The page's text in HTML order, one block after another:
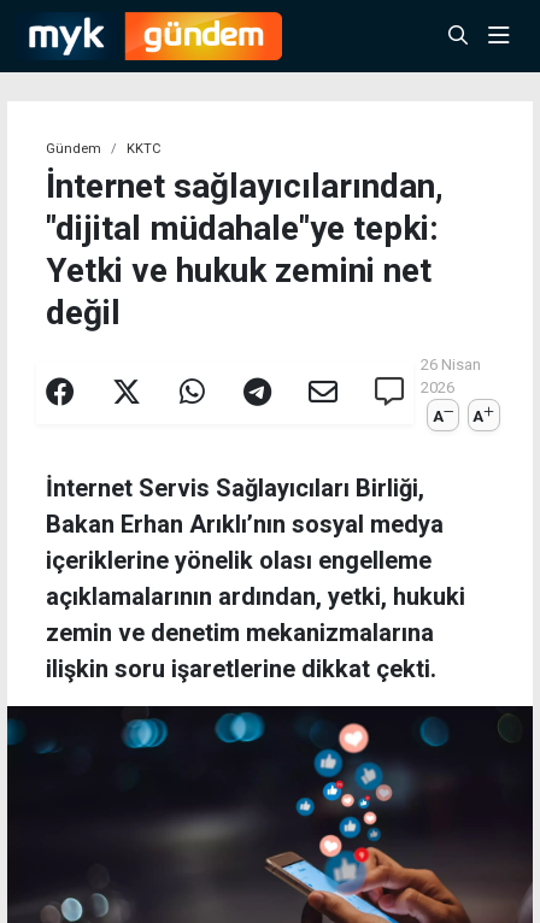
Gündem KKTC
İnternet sağlayıcılarından,
"dijital müdahale"ye tepki:
Yetki ve hukuk zemini net
değil
26 Nisan
2026
A
A
İnternet Servis Sağlayıcıları Birliği,
Bakan Erhan Arıklı’nın sosyal medya
içeriklerine yönelik olası engelleme
açıklamalarının ardından, yetki, hukuki
zemin ve denetim mekanizmalarına
ilişkin soru işaretlerine dikkat çekti.